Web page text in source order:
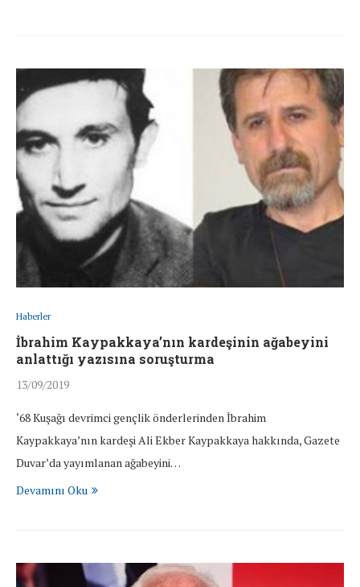
Haberler
İbrahim Kaypakkaya’nın kardeşinin ağabeyini
anlattığı yazısına soruşturma
13/09/2019
‘68 Kuşağı devrimci gençlik önderlerinden İbrahim
Kaypakkaya’nın kardeşi Ali Ekber Kaypakkaya hakkında, Gazete
Duvar’da yayımlanan ağabeyini…
Devamını Oku